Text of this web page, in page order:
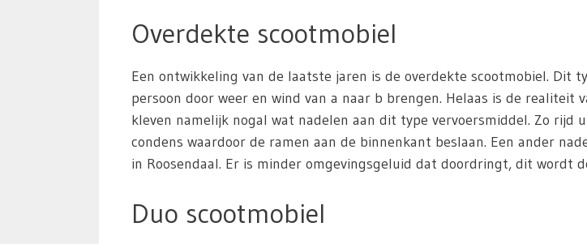
Overdekte scootmobiel
Een ontwikkeling van de laatste jaren is de overdekte scootmobiel. Dit
persoon door weer en wind van a naar b brengen. Helaas is de
kleven namelijk nogal wat nadelen aan dit type vervoersmiddel. Zo rijd
condens waardoor de ramen aan de binnenkant beslaan. Een ander
in Roosendaal. Er is minder omgevingsgeluid dat doordringt, dit wordt
Duo scootmobiel